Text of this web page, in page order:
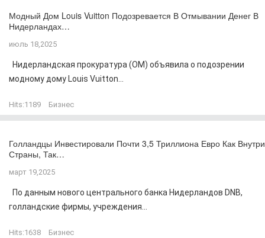
Модный Дом Louis Vuitton Подозревается В Отмывании Денег В
Нидерландах…
июль 18,2025
Нидерландская прокуратура (OM) объявила о подозрении
модному дому Louis Vuitton...
Hits:1189 Бизнес
Голландцы Инвестировали Почти 3,5 Триллиона Евро Как Внутри
Страны, Так…
март 19,2025
По данным нового центрального банка Нидерландов DNB,
голландские фирмы, учреждения...
Hits:1638 Бизнес